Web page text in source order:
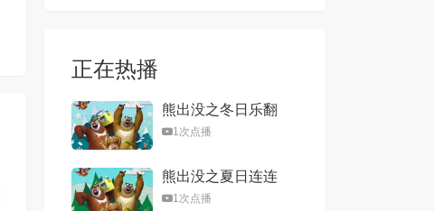
正在热播
熊出没之冬日乐翻
天1次点播
熊出没之夏日连连
看1次点播